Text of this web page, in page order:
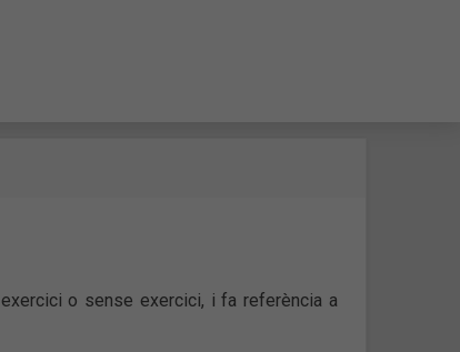
o sense exercici, i fa referència a